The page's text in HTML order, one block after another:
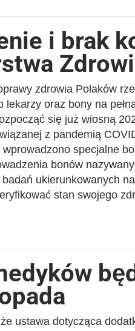
i brak
zdrowia Polaków
lekarzy oraz bony na
się już wiosną
z pandemią
specjalne
bonów
ukierunkowanych
stan swojego
ustawa dotycząca